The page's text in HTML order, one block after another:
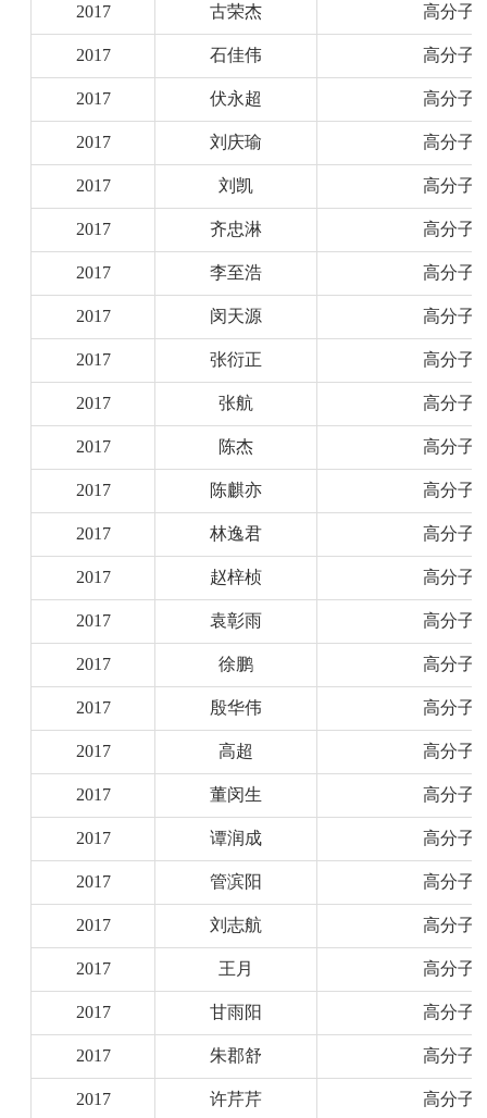
2017 古荣杰 高分子
2017 石佳伟 高分子
2017 伏永超 高分子
2017 刘庆瑜 高分子
2017 刘凯 高分子
2017 齐忠淋 高分子
2017 李至浩 高分子
2017 闵天源 高分子
2017 张衍正 高分子
2017 张航 高分子
2017 陈杰 高分子
2017 陈麒亦 高分子
2017 林逸君 高分子
2017 赵梓桢 高分子
2017 袁彰雨 高分子
2017 徐鹏 高分子
2017 殷华伟 高分子
2017 高超 高分子
2017 董闵生 高分子
2017 谭润成 高分子
2017 管滨阳 高分子
2017 刘志航 高分子
2017 王月 高分子
2017 甘雨阳 高分子
2017 朱郡舒 高分子
2017 许芹芹 高分子